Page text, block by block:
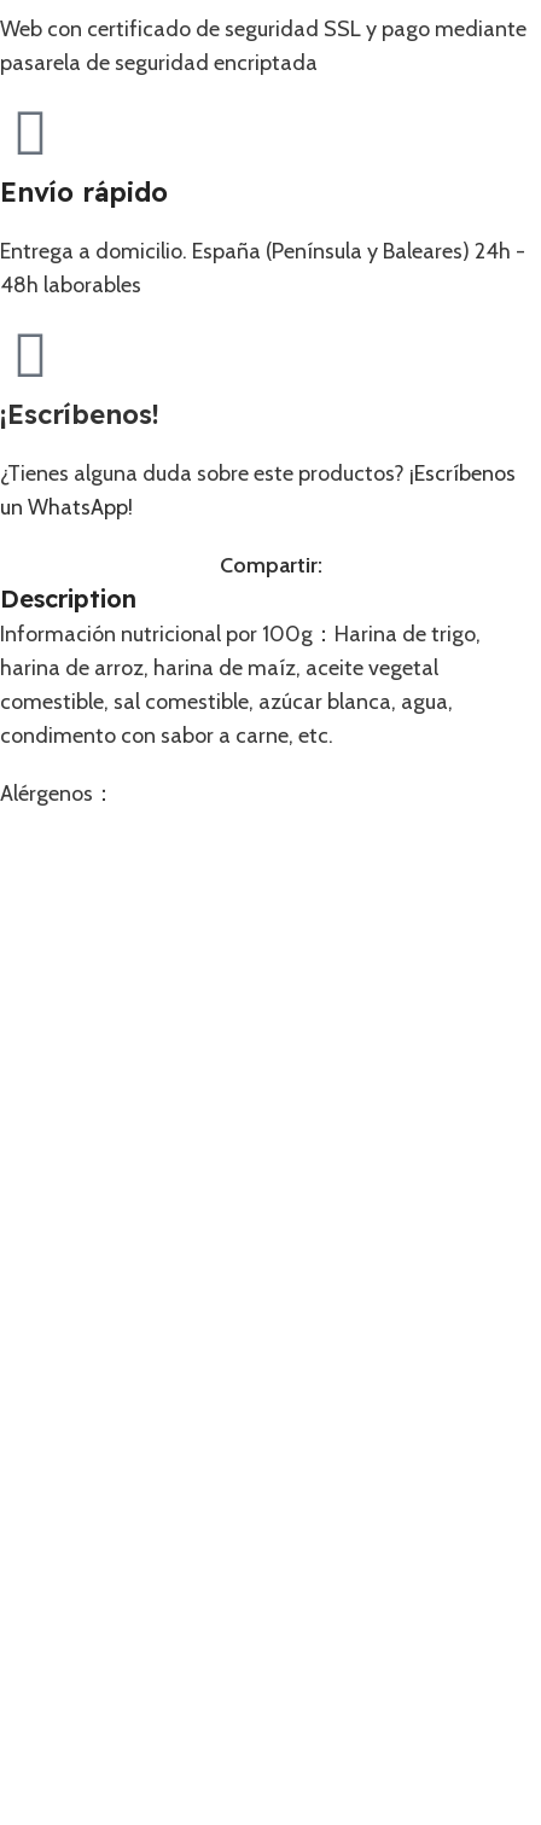
Web con certificado de seguridad SSL y pago mediante
pasarela de seguridad encriptada
Envío rápido
Entrega a domicilio. España (Península y Baleares) 24h -
48h laborables
¡Escríbenos!
¿Tienes alguna duda sobre este productos? ¡Escríbenos
un WhatsApp!
Compartir:
Description
Información nutricional por 100g：Harina de trigo,
harina de arroz, harina de maíz, aceite vegetal
comestible, sal comestible, azúcar blanca, agua,
condimento con sabor a carne, etc.
Alérgenos：